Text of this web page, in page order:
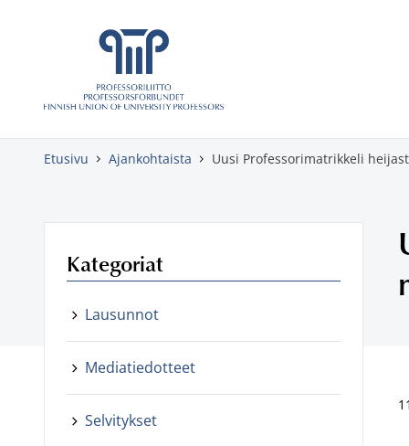
Skippaa sisältö
Etusivu Ajankohtaista Uusi Professorimatrikkeli
Kategoriat
Lausunnot
Mediatiedotteet
Selvitykset